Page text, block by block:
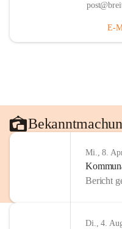
E-
Mi., 8.
Bericht
Di., 4.